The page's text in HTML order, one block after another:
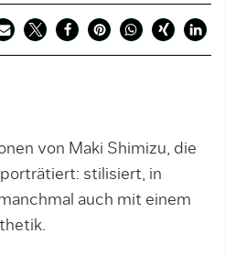
von Maki Shimizu, die
stilisiert, in
auch mit einem